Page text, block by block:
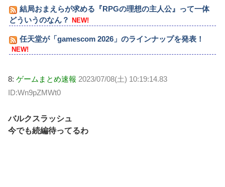
結局おまえらが求める『RPGの理想の主人公』って一体
どういうのなん？
NEW!
任天堂が「gamescom 2026」のラインナップを発表！
NEW!
8: ゲームまとめ速報 2023/07/08(土) 10:19:14.83
ID:Wn9pZMWt0
バルクスラッシュ
今でも続編待ってるわ